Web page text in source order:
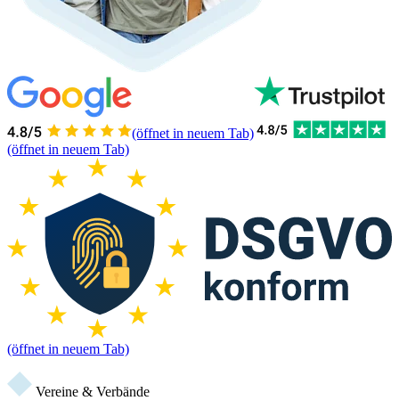
(öffnet in neuem Tab)
(öffnet in neuem Tab)
(öffnet in neuem Tab)
Vereine & Verbände